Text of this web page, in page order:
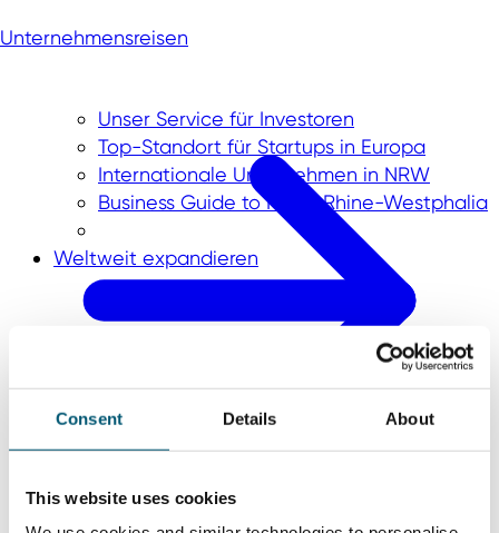
Consent Details About
This website uses cookies
Unser Service für Investoren
Top-Standort für Startups in Europa
Internationale Unternehmen in NRW
Business Guide to North Rhine-Westphalia
Weltweit expandieren
Unternehmensreisen